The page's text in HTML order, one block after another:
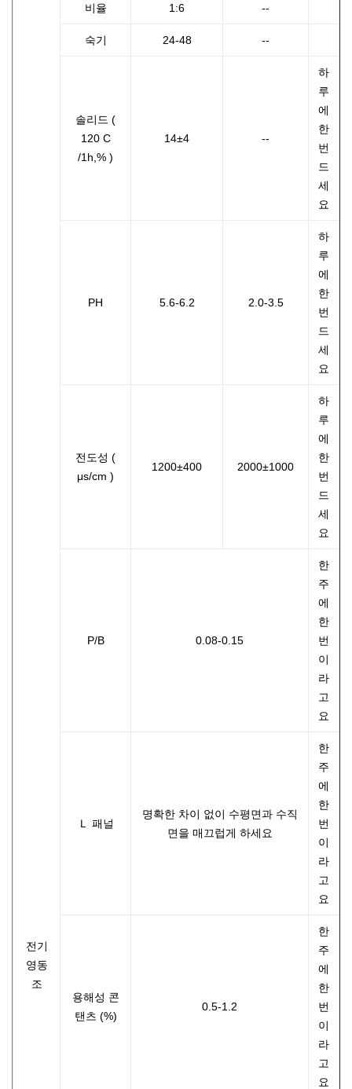
전기
영동
조
비율 1:6 --
숙기 24-48 --
솔리드 (
120 C
/1h,% )
14±4 --
하
루
에
한
번
드
세
요
PH 5.6-6.2 2.0-3.5
하
루
에
한
번
드
세
요
전도성 (
μs/cm )
1200±400 2000±1000
하
루
에
한
번
드
세
요
P/B 0.08-0.15
한
주
에
한
번
이
라
고
요
Ｌ 패널
명확한 차이 없이 수평면과 수직
면을 매끄럽게 하세요
한
주
에
한
번
이
라
고
요
용해성 콘
탠츠 (%)
0.5-1.2
한
주
에
한
번
이
라
고
요